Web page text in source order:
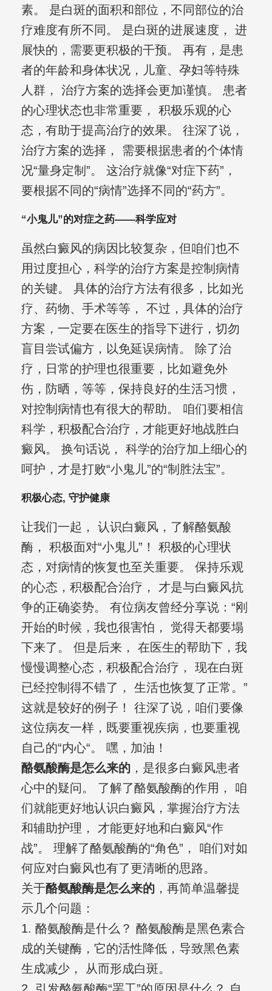
素。 是白斑的面积和部位，不同部位的治
疗难度有所不同。 是白斑的进展速度， 进
展快的，需要更积极的干预。 再有，是患
者的年龄和身体状况，儿童、孕妇等特殊
人群， 治疗方案的选择会更加谨慎。 患者
的心理状态也非常重要， 积极乐观的心
态，有助于提高治疗的效果。 往深了说，
治疗方案的选择， 需要根据患者的个体情
况“量身定制”。 这治疗就像“对症下药”，
要根据不同的“病情”选择不同的“药方”。
“小鬼儿”的对症之药——科学应对
虽然白癜风的病因比较复杂，但咱们也不
用过度担心，科学的治疗方案是控制病情
的关键。 具体的治疗方法有很多，比如光
疗、药物、手术等等， 不过，具体的治疗
方案，一定要在医生的指导下进行，切勿
盲目尝试偏方，以免延误病情。 除了治
疗，日常的护理也很重要，比如避免外
伤，防晒，等等，保持良好的生活习惯，
对控制病情也有很大的帮助。 咱们要相信
科学，积极配合治疗，才能更好地战胜白
癜风。 换句话说， 科学的治疗加上细心的
呵护，才是打败“小鬼儿”的“制胜法宝”。
积极心态, 守护健康
让我们一起， 认识白癜风，了解酪氨酸
酶， 积极面对“小鬼儿”！ 积极的心理状
态，对病情的恢复也至关重要。 保持乐观
的心态，积极配合治疗， 才是与白癜风抗
争的正确姿势。 有位病友曾经分享说：“刚
开始的时候，我也很害怕， 觉得天都要塌
下来了。 但是后来， 在医生的帮助下，我
慢慢调整心态，积极配合治疗， 现在白斑
已经控制得不错了， 生活也恢复了正常。”
这就是较好的例子！ 往深了说，咱们要像
这位病友一样，既要重视疾病，也要重视
自己的“内心“。 嘿，加油！
酪氨酸酶是怎么来的 ，是很多白癜风患者
心中的疑问。 了解了酪氨酸酶的作用， 咱
们就能更好地认识白癜风，掌握治疗方法
和辅助护理， 才能更好地和白癜风“作
战”。 理解了酪氨酸酶的“角色”， 咱们对如
何应对白癜风也有了更清晰的思路。
关于酪氨酸酶是怎么来的 ，再简单温馨提
示几个问题：
1. 酪氨酸酶是什么？ 酪氨酸酶是黑色素合
成的关键酶，它的活性降低，导致黑色素
生成减少， 从而形成白斑。